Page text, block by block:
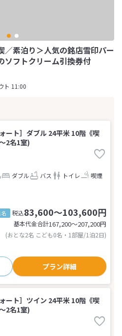
／素泊り＞人気の銘店雪印パー
フトクリーム引換券付
ト 11:00
ォート］ダブル 24平米 10階《喫
2名1室)
ダブル バス トイレ 喫煙
名 税込83,600～103,600円
基本代金合計167,200〜207,200円
(おとな2名 こども0名・1部屋/1泊2日)
プラン詳細
ォート］ツイン 24平米 10階《喫
2名1室)